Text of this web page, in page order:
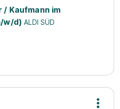
/ Kaufmann im
w/d) ALDI SÜD